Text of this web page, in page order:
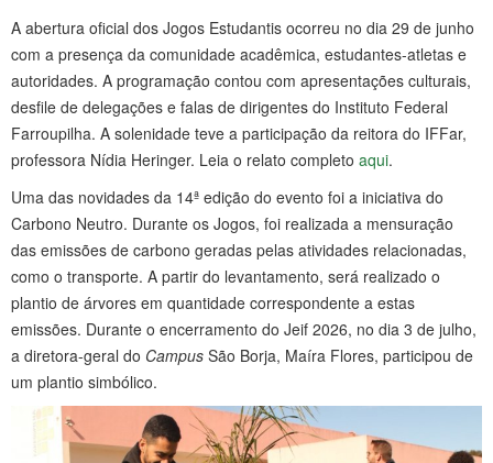
A abertura oficial dos Jogos Estudantis ocorreu no dia 29 de junho
com a presença da comunidade acadêmica, estudantes-atletas e
autoridades. A programação contou com apresentações culturais,
desfile de delegações e falas de dirigentes do Instituto Federal
Farroupilha. A solenidade teve a participação da reitora do IFFar,
professora Nídia Heringer. Leia o relato completo aqui.
Uma das novidades da 14ª edição do evento foi a iniciativa do
Carbono Neutro. Durante os Jogos, foi realizada a mensuração
das emissões de carbono geradas pelas atividades relacionadas,
como o transporte. A partir do levantamento, será realizado o
plantio de árvores em quantidade correspondente a estas
emissões. Durante o encerramento do Jeif 2026, no dia 3 de julho,
a diretora-geral do Campus São Borja, Maíra Flores, participou de
um plantio simbólico.